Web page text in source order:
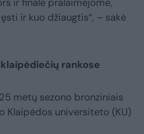
ir kuo džiaugtis“, – sakė
rankose
metų sezono bronziniais
Klaipėdos universiteto (KU)